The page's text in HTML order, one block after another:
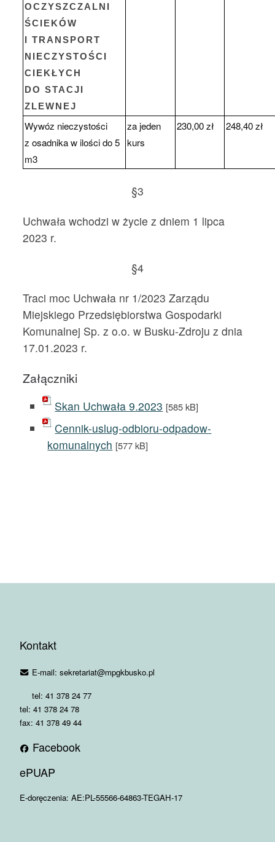
OCZYSZCZALNI
ŚCIEKÓW
I TRANSPORT
NIECZYSTOŚCI
CIEKŁYCH
DO STACJI
ZLEWNEJ
Wywóz nieczystości
z osadnika w ilości do 5
m3
za jeden
kurs
230,00 zł 248,40 zł
§3
Uchwała wchodzi w życie z dniem 1 lipca
2023 r.
§4
Traci moc Uchwała nr 1/2023 Zarządu
Miejskiego Przedsiębiorstwa Gospodarki
Komunalnej Sp. z o.o. w Busku-Zdroju z dnia
17.01.2023 r.
Załączniki
Skan Uchwała 9.2023 [585 kB]
Cennik-uslug-odbioru-odpadow-
komunalnych [577 kB]
Kontakt
E-mail: sekretariat@mpgkbusko.pl
tel: 41 378 24 77
tel: 41 378 24 78
fax: 41 378 49 44
Facebook
ePUAP
E-doręczenia: AE:PL-55566-64863-TEGAH-17